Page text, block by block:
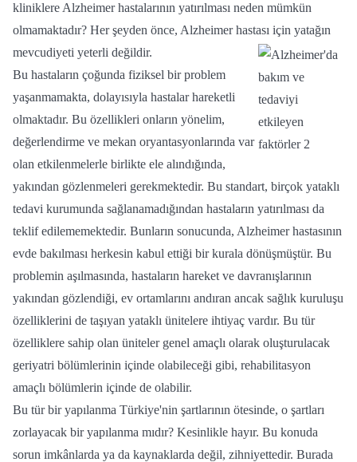
kliniklere Alzheimer hastalarının yatırılması neden mümkün
olmamaktadır? Her şeyden önce, Alzheimer hastası için yatağın
mevcudiyeti yeterli değildir.
Bu hastaların çoğunda fiziksel bir problem
yaşanmamakta, dolayısıyla hastalar hareketli
olmaktadır. Bu özellikleri onların yönelim,
değerlendirme ve mekan oryantasyonlarında var
olan etkilenmelerle birlikte ele alındığında,
yakından gözlenmeleri gerekmektedir. Bu standart, birçok yataklı
tedavi kurumunda sağlanamadığından hastaların yatırılması da
teklif edilememektedir. Bunların sonucunda, Alzheimer hastasının
evde bakılması herkesin kabul ettiği bir kurala dönüşmüştür. Bu
problemin aşılmasında, hastaların hareket ve davranışlarının
yakından gözlendiği, ev ortamlarını andıran ancak sağlık kuruluşu
özelliklerini de taşıyan yataklı ünitelere ihtiyaç vardır. Bu tür
özelliklere sahip olan üniteler genel amaçlı olarak oluşturulacak
geriyatri bölümlerinin içinde olabileceği gibi, rehabilitasyon
amaçlı bölümlerin içinde de olabilir.
Bu tür bir yapılanma Türkiye'nin şartlarının ötesinde, o şartları
zorlayacak bir yapılanma mıdır? Kesinlikle hayır. Bu konuda
sorun imkânlarda ya da kaynaklarda değil, zihniyettedir. Burada